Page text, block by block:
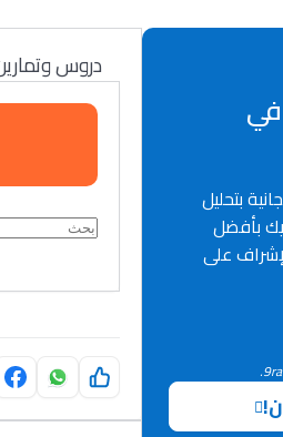
دروس
في
بتحليل
بأفضل
على